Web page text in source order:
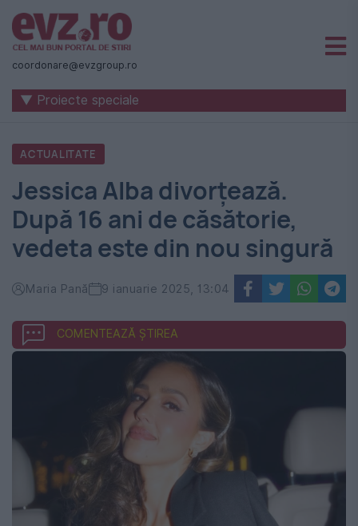
Știri
naționale
internaționale
România
-
Evenimentul
Zilei
coordonare@evzgroup.ro
▼ Proiecte speciale
ACTUALITATE
Jessica Alba divorțează.
După 16 ani de căsătorie,
vedeta este din nou singură
Maria Pană 9 ianuarie 2025, 13:04
COMENTEAZĂ ȘTIREA